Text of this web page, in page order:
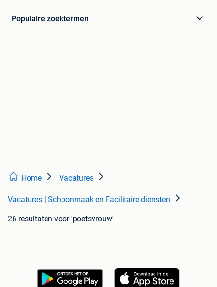
Populaire zoektermen
Home Vacatures
Vacatures | Schoonmaak en Facilitaire diensten
26 resultaten voor 'poetsvrouw'